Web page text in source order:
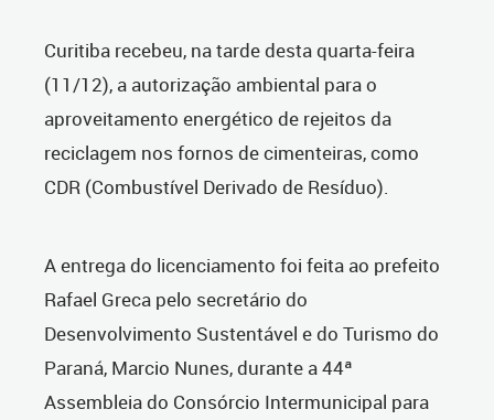
Curitiba recebeu, na tarde desta quarta-feira
(11/12), a autorização ambiental para o
aproveitamento energético de rejeitos da
reciclagem nos fornos de cimenteiras, como
CDR (Combustível Derivado de Resíduo).
A entrega do licenciamento foi feita ao prefeito
Rafael Greca pelo secretário do
Desenvolvimento Sustentável e do Turismo do
Paraná, Marcio Nunes, durante a 44ª
Assembleia do Consórcio Intermunicipal para